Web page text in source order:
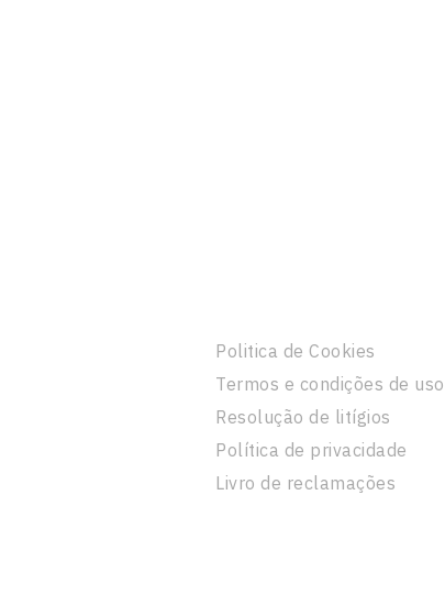
Politica de Cookies
Termos e condições de uso
Resolução de litígios
Política de privacidade
Livro de reclamações